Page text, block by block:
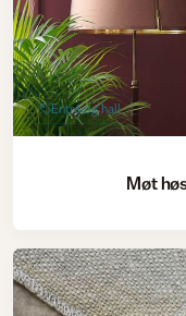
Entré og hall
Møt